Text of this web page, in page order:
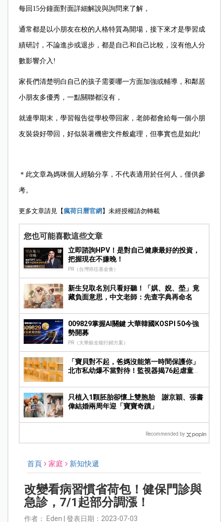
每回15分鐘面對面詳細解說與詢問來了解，
通常都是以小朋友在校的人格特質為開場，接下來才是學習成
績研討，不論進步或退步，都是自己和自己比較，沒有他人分
數影響介入!
家長們清楚明白自己的孩子需要哪一方面加強或輔導，和鄰居
小朋友多優秀，一點關聯都沒有，
就連學期末，學習報告從學校帶回家，老師都會給每一個小朋
友裝袋好帶回，好似裝著機密文件般處理，但事實也是如此!
＊此文章為媽咪個人經驗分享，不代表適用於任何人，僅供參
考。
更多文章請見【瘋荷日曆官網】未經授權請勿轉載
您也可能喜歡這些文章
立即諮詢HPV！是對自己健康最好的投資，
把握現在不嫌晚！
PR（台灣癌症基金會）
新生兒取名別只看好聽！「娸、婗、塋」竟
藏負面意思，中文老師：先查字典再命名
009829掌握AI關鍵 大華韓國KOSPI 50今強
勢開募
PR（大華銀全能行銷方案）
「寶貝對不起，爸媽沒能第一時間保護你」
北市私幼爆不當對待！監視器揭76起虐童畫
只植入1顆胚胎卻懷上雙胞胎 謝京穎、張書
偉結婚兩周年迎「寶寶奇蹟」
Recommended by
首頁 家庭 新知快遞
改變看病習慣省荷包！健保門診與
急診，7/1起部分調漲！
作者： Eden | 發表日期：2023-07-03